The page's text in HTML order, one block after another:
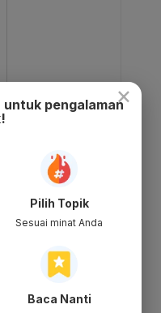
×
pengalaman
Pilih Topik
Sesuai minat Anda
Baca Nanti